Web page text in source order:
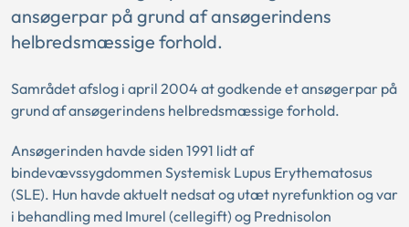
ansøgerpar på grund af ansøgerindens
helbredsmæssige forhold.
Samrådet afslog i april 2004 at godkende et ansøgerpar på
grund af ansøgerindens helbredsmæssige forhold.
Ansøgerinden havde siden 1991 lidt af
bindevævssygdommen Systemisk Lupus Erythematosus
(SLE). Hun havde aktuelt nedsat og utæt nyrefunktion og var
i behandling med Imurel (cellegift) og Prednisolon